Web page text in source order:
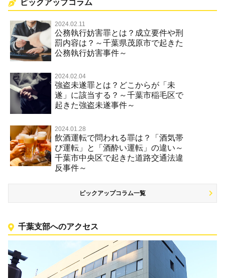
ピックアップコラム
2024.02.11
公務執行妨害罪とは？成立要件や刑
罰内容は？～千葉県茂原市で起きた
公務執行妨害事件～
2024.02.04
強盗未遂罪とは？どこからが「未
遂」に該当する？～千葉市稲毛区で
起きた強盗未遂事件～
2024.01.28
飲酒運転で問われる罪は？「酒気帯
び運転」と「酒酔い運転」の違い～
千葉市中央区で起きた道路交通法違
反事件～
ピックアップコラム一覧
千葉支部へのアクセス